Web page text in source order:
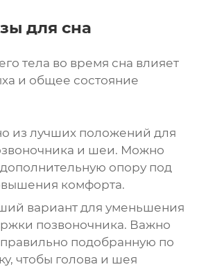
для сна
тела во время сна влияет
и общее состояние
из лучших положений для
и шеи. Можно
опору под
комфорта.
вариант для уменьшения
позвоночника. Важно
правильно подобранную по
чтобы голова и шея